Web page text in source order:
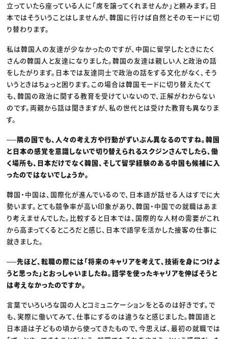
立っていたら座っている人に「席を譲ってくれませんか」と頼みます。日
本ではそういうことはしませんが、韓国に行けば自然とそのモードに切
り替わります。
私は韓国人の友達が少なかったのですが、中国に留学したときにたく
さんの韓国人と友達になりました。韓国の友達は親しい人と政治の話
をしたがります。日本では友達同士で政治の話をする文化がなく、そう
いうときはちょっと困ります。この場合は韓国モードに切り替えたくて
も、韓国の政治に関する教育を受けていないので、正解がわからない
のです。両親から話は聞きますが、私の世代とは受けた教育も異なりま
す。
──隣の国でも、人々の考え方や行動がずいぶん異なるのですね。韓国
と日本の感覚を意識しないで切り替えられるスクジンさんでしたら、働
く場所も、日本だけでなく韓国、そして留学経験のある中国も候補に入
ったのではないでしょうか。
韓国・中国は、国際化が進んでいるので、日本語が話せる人はすでに大
勢います。とても競争率が高い印象があり、韓国・中国での就職はあま
り考えませんでした。比較すると日本では、国際的な人材の需要がこれ
から高まってくるところだと感じ、日本で語学を活かした接客の仕事に
就きました。
──先ほど、転職の際には「将来のキャリアを考えて、技術を身につけよ
うと思った」とおっしゃいましたね。語学を使ったキャリアを伸ばそうと
は考えなかったのですか。
言葉でいろいろな国の人とコミュニケーションをとるのは好きです。で
も、実際に働いてみて、仕事にするのは違うなと感じました。韓国語と
日本語は子どもの頃から使ってきたもので、今思えば、最初の就職では